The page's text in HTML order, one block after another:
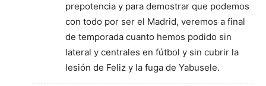
prepotencia y para demostrar que podemos
con todo por ser el Madrid, veremos a final
de temporada cuanto hemos podido sin
lateral y centrales en fútbol y sin cubrir la
lesión de Feliz y la fuga de Yabusele.